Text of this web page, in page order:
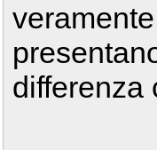
differenza